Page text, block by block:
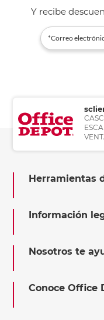
Y recibe
Herramientas
Información
Nosotros te
Conoce Office